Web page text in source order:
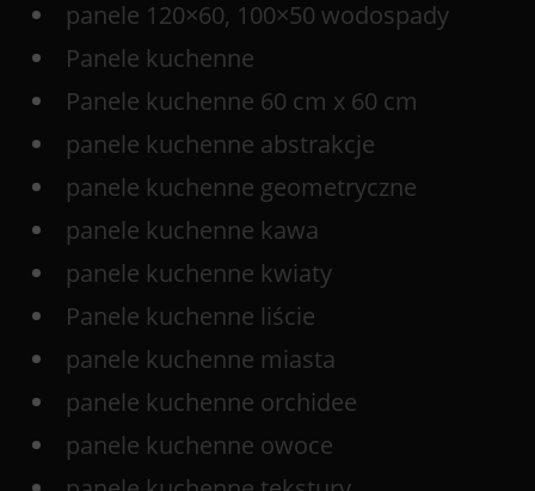
panele 120×60, 100×50 wodospady
Panele kuchenne
Panele kuchenne 60 cm x 60 cm
panele kuchenne abstrakcje
panele kuchenne geometryczne
panele kuchenne kawa
panele kuchenne kwiaty
Panele kuchenne liście
panele kuchenne miasta
panele kuchenne orchidee
panele kuchenne owoce